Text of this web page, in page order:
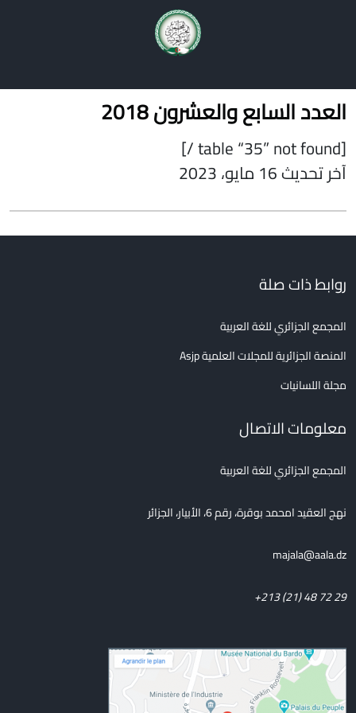
العدد السابع والعشرون 2018
[table “35” not found /]
آخر تحديث 16 مايو، 2023
روابط ذات صلة
المجمع الجزائري للغة العربية
المنصة الجزائرية للمجلات العلمية Asjp
مجلة اللسانيات
معلومات الاتصال
المجمع الجزائري للغة العربية
نهج العقيد امحمد بوقرة، رقم 6، الأبيار، الجزائر
majala@aala.dz
+213 (21) 48 72 29